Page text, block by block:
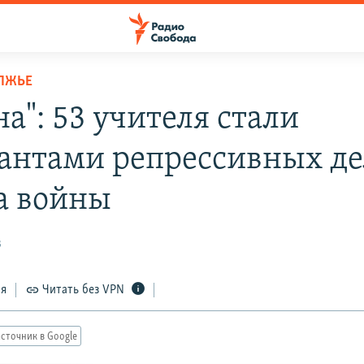
53 учителя стали
репрессивных
войны
Читать без VPN
в Google